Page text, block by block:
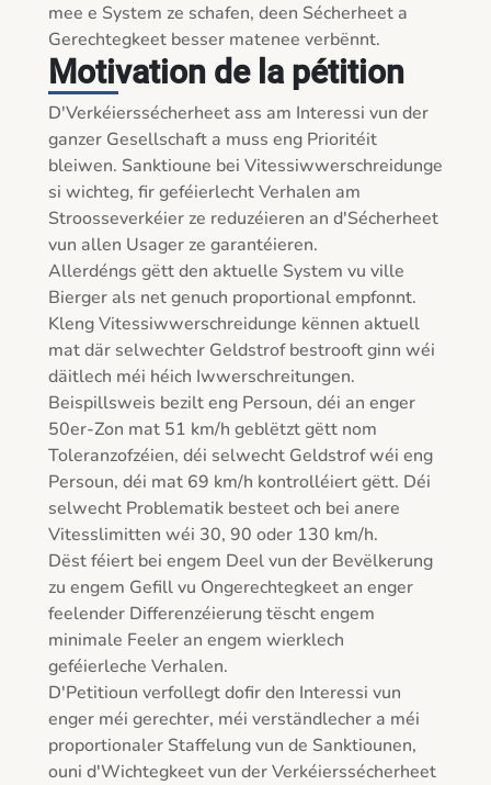
mee e System ze schafen, deen Sécherheet a
Gerechtegkeet besser matenee verbënnt.
Motivation de la pétition
D'Verkéierssécherheet ass am Interessi vun der
ganzer Gesellschaft a muss eng Prioritéit
bleiwen. Sanktioune bei Vitessiwwerschreidunge
si wichteg, fir geféierlecht Verhalen am
Stroosseverkéier ze reduzéieren an d'Sécherheet
vun allen Usager ze garantéieren.
Allerdéngs gëtt den aktuelle System vu ville
Bierger als net genuch proportional empfonnt.
Kleng Vitessiwwerschreidunge kënnen aktuell
mat där selwechter Geldstrof bestrooft ginn wéi
däitlech méi héich Iwwerschreitungen.
Beispillsweis bezilt eng Persoun, déi an enger
50er-Zon mat 51 km/h geblëtzt gëtt nom
Toleranzofzéien, déi selwecht Geldstrof wéi eng
Persoun, déi mat 69 km/h kontrolléiert gëtt. Déi
selwecht Problematik besteet och bei anere
Vitesslimitten wéi 30, 90 oder 130 km/h.
Dëst féiert bei engem Deel vun der Bevëlkerung
zu engem Gefill vu Ongerechtegkeet an enger
feelender Differenzéierung tëscht engem
minimale Feeler an engem wierklech
geféierleche Verhalen.
D'Petitioun verfollegt dofir den Interessi vun
enger méi gerechter, méi verständlecher a méi
proportionaler Staffelung vun de Sanktiounen,
ouni d'Wichtegkeet vun der Verkéierssécherheet